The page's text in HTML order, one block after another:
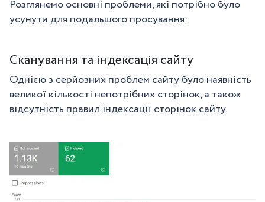
Розглянемо основні проблеми, які потрібно було
усунути для подальшого просування:
Сканування та індексація сайту
Однією з серйозних проблем сайту було наявність
великої кількості непотрібних сторінок, а також
відсутність правил індексації сторінок сайту.